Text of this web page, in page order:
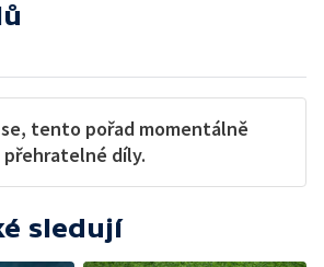
se, tento pořad momentálně
přehratelné díly.
sledují